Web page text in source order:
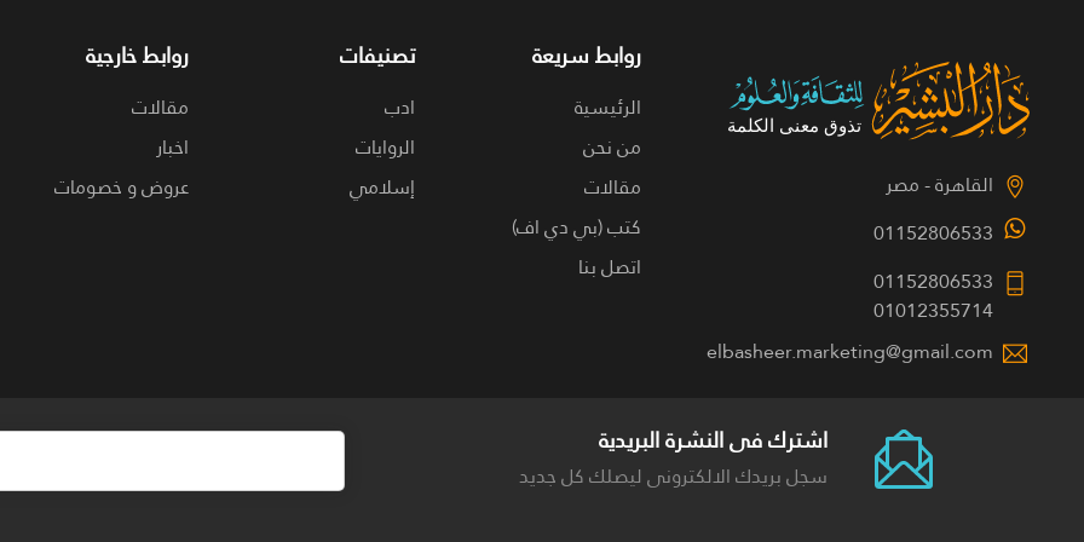
القاهرة - مصر
01152806533
01152806533
01012355714
elbasheer.marketing@gmail.com
روابط سريعة
الرئيسية
من نحن
مقالات
كتب (بي دي اف)
اتصل بنا
تصنيفات
ادب
الروايات
إسلامي
روابط خارجية
مقالات
اخبار
عروض و خصومات
اشترك فى النشرة البريدية
سجل بريدك الالكترونى ليصلك كل جديد